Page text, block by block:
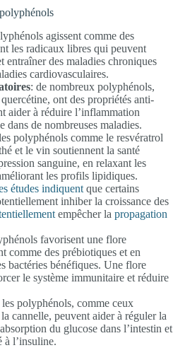
agissent comme des
les radicaux libres qui peuvent
entraîner des maladies chroniques
cardiovasculaires.
: de nombreux polyphénols,
ont des propriétés anti-
aider à réduire l’inflammation
de nombreuses maladies.
polyphénols comme le resvératrol
et le vin soutiennent la santé
sanguine, en relaxant les
les profils lipidiques.
études indiquent que certains
inhiber la croissance des
empêcher la propagation
favorisent une flore
comme des prébiotiques et en
bactéries bénéfiques. Une flore
le système immunitaire et réduire
les polyphénols, comme ceux
cannelle, peuvent aider à réguler la
du glucose dans l’intestin et
à l’insuline.